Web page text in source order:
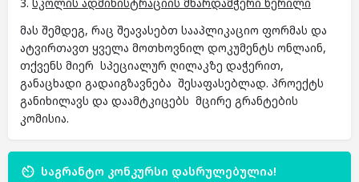
მას შემდეგ, რაც შეავასებთ სააპლიკაციო ფორმას და
ატვირთავთ ყველა მოთხოვნილ დოკუმენტს ონლაინ,
თქვენს მიერ სპეციალურ ღილაკზე დაჭერით,
განაცხადი გადაიგზავნება შესაფასებლად. პროექტს
განიხილავს და დაამტკიცებს მცირე გრანტების
კომისია.
საგრანტო კონკურსი დასრულებულია!